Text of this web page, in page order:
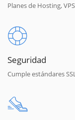
Planes de Hosting,
Seguridad
Cumple estándares